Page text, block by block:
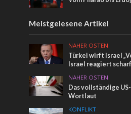
Meistgelesene Artikel
NAHER OSTEN
Türkei wirft Israel
Israel reagiert scharf
NAHER OSTEN
Das vollständige
Wortlaut
KONFLIKT